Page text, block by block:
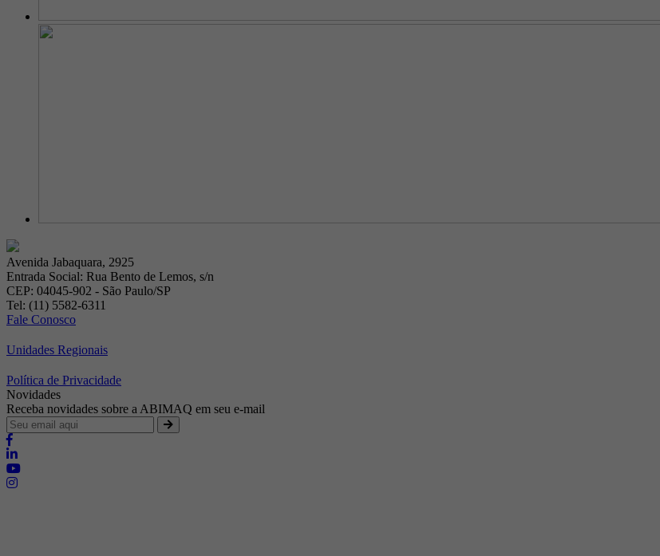
Avenida Jabaquara, 2925
Entrada Social: Rua Bento de Lemos, s/n
CEP: 04045-902 - São Paulo/SP
Tel: (11) 5582-6311
Fale Conosco
Unidades Regionais
Política de Privacidade
Novidades
Receba novidades sobre a ABIMAQ em seu e-mail